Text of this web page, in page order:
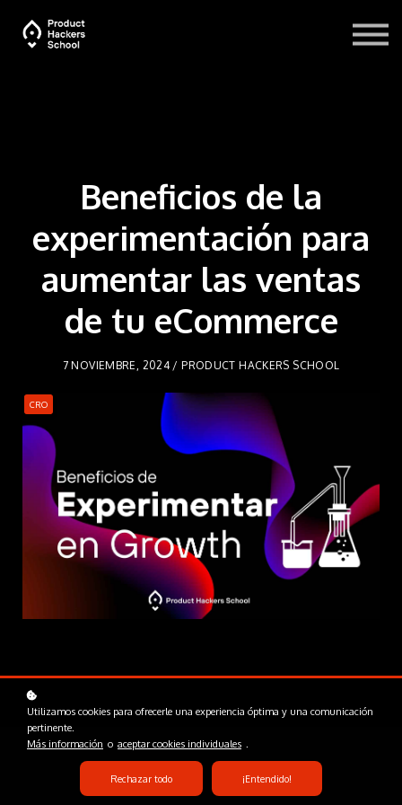
Beneficios de la
experimentación para
aumentar las ventas
de tu eCommerce
7 NOVIEMBRE, 2024 / PRODUCT HACKERS SCHOOL
CRO
Utilizamos cookies para ofrecerle una experiencia óptima y una comunicación
pertinente.
Más información o aceptar cookies individuales .
Rechazar todo ¡Entendido!